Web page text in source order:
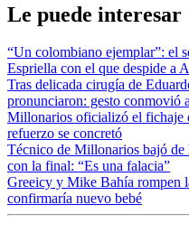
Le puede interesar
“Un colombiano ejemplar”: el
Espriella con el que despide a
Tras delicada cirugía de
pronunciaron: gesto conmovió
Millonarios oficializó el fichaje
refuerzo se concretó
Técnico de Millonarios bajó de
con la final: “Es una falacia”
Greeicy y Mike Bahía rompen
confirmaría nuevo bebé